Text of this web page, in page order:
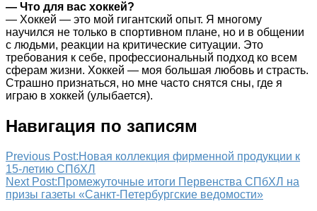
— Что для вас хоккей?
— Хоккей — это мой гигантский опыт. Я многому
научился не только в спортивном плане, но и в общении
с людьми, реакции на критические ситуации. Это
требования к себе, профессиональный подход ко всем
сферам жизни. Хоккей — моя большая любовь и страсть.
Страшно признаться, но мне часто снятся сны, где я
играю в хоккей (улыбается).
Навигация по записям
Previous Post:Новая коллекция фирменной продукции к
15-летию СПбХЛ
Next Post:Промежуточные итоги Первенства СПбХЛ на
призы газеты «Санкт-Петербургские ведомости»